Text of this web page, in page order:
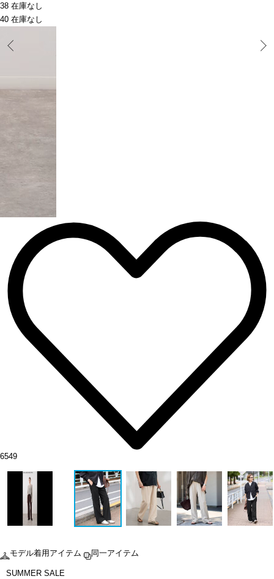
38 在庫なし
40 在庫なし
6549
モデル着用アイテム 同一アイテム
SUMMER SALE